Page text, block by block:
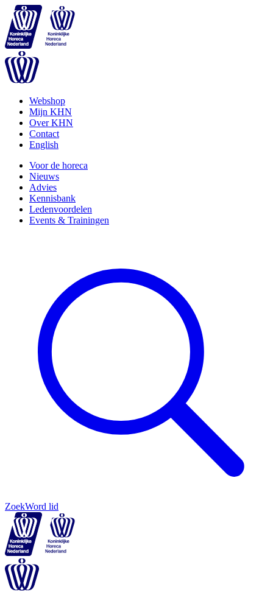
Webshop
Mijn KHN
Over KHN
Contact
English
Voor de horeca
Nieuws
Advies
Kennisbank
Ledenvoordelen
Events & Trainingen
ZoekWord lid